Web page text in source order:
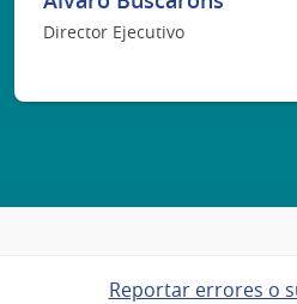
Director Ejecutivo
Reportar errores o